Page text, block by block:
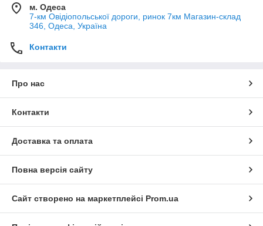
м. Одеса
7-км Овідіопольської дороги, ринок 7км Магазин-склад
346, Одеса, Україна
Контакти
Про нас
Контакти
Доставка та оплата
Повна версія сайту
Сайт створено на маркетплейсі Prom.ua